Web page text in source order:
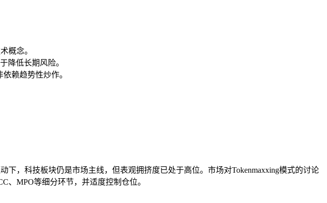
概念。
降低长期风险。
赖趋势性炒作。
，科技板块仍是市场主线，但表观拥挤度已处于高位。市场对Tokenmaxxing模式的讨论
、MPO等细分环节，并适度控制仓位。